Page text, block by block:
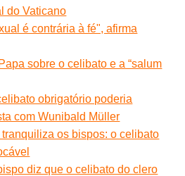
do Vaticano
é contrária à fé", afirma
sobre o celibato e a “salum
obrigatório poderia
com Wunibald Müller
os bispos: o celibato
diz que o celibato do clero